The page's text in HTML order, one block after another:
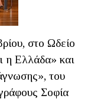
στο Ωδείο
η Ελλάδα» και
του
Σοφία